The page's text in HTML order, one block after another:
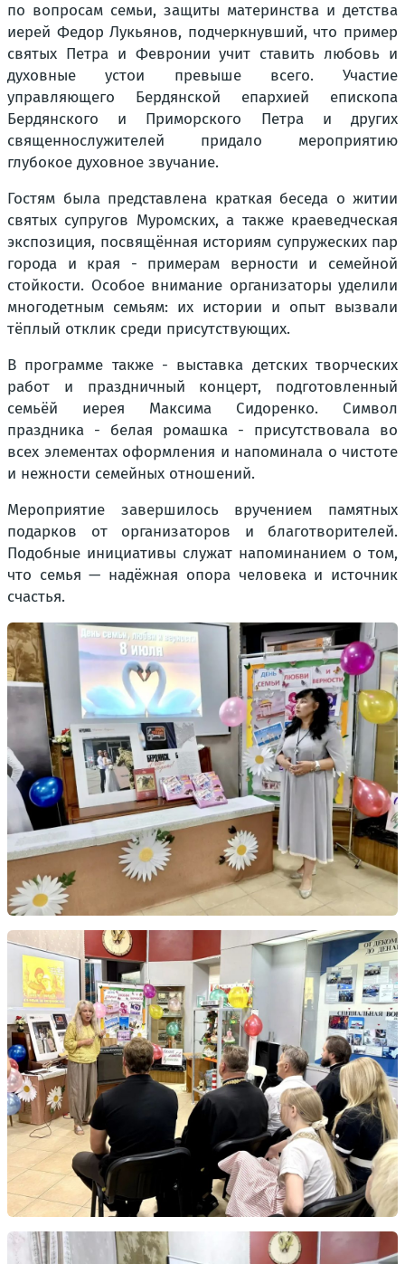
по вопросам семьи, защиты материнства и детства
иерей Федор Лукьянов, подчеркнувший, что пример
святых Петра и Февронии учит ставить любовь и
духовные устои превыше всего. Участие
управляющего Бердянской епархией епископа
Бердянского и Приморского Петра и других
священнослужителей придало мероприятию
глубокое духовное звучание.
Гостям была представлена краткая беседа о житии
святых супругов Муромских, а также краеведческая
экспозиция, посвящённая историям супружеских пар
города и края - примерам верности и семейной
стойкости. Особое внимание организаторы уделили
многодетным семьям: их истории и опыт вызвали
тёплый отклик среди присутствующих.
В программе также - выставка детских творческих
работ и праздничный концерт, подготовленный
семьёй иерея Максима Сидоренко. Символ
праздника - белая ромашка - присутствовала во
всех элементах оформления и напоминала о чистоте
и нежности семейных отношений.
Мероприятие завершилось вручением памятных
подарков от организаторов и благотворителей.
Подобные инициативы служат напоминанием о том,
что семья — надёжная опора человека и источник
счастья.